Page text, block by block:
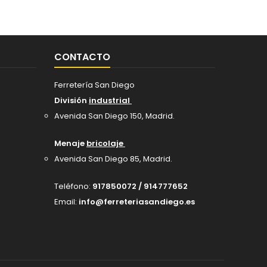
CONTACTO
Ferretería San Diego
División industrial
Avenida San Diego 150, Madrid.
Menaje bricolaje
Avenida San Diego 85, Madrid.
Teléfono: 917850072 / 914777652
Email: info@ferreteriasandiego.es